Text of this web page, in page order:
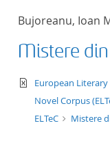
Bujoreanu, Ioan
Mistere din
text/xml
European Literary
Novel Corpus
ELTeC
Mistere